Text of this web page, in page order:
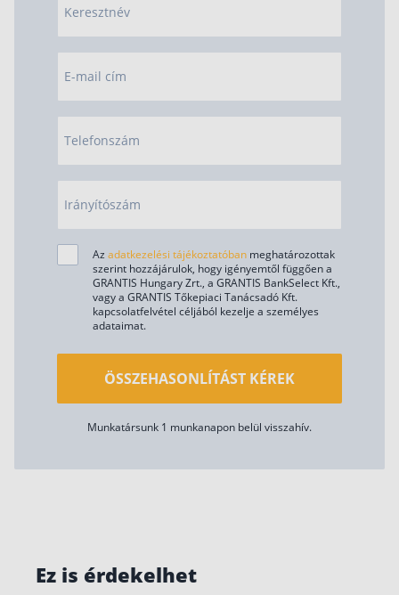
Keresztnév
E-mail cím
Telefonszám
Irányítószám
Az adatkezelési tájékoztatóban meghatározottak
szerint hozzájárulok, hogy igényemtől függően a
GRANTIS Hungary Zrt., a GRANTIS BankSelect Kft.,
vagy a GRANTIS Tőkepiaci Tanácsadó Kft.
kapcsolatfelvétel céljából kezelje a személyes
adataimat.
ÖSSZEHASONLÍTÁST KÉREK
Munkatársunk 1 munkanapon belül visszahív.
Ez is érdekelhet